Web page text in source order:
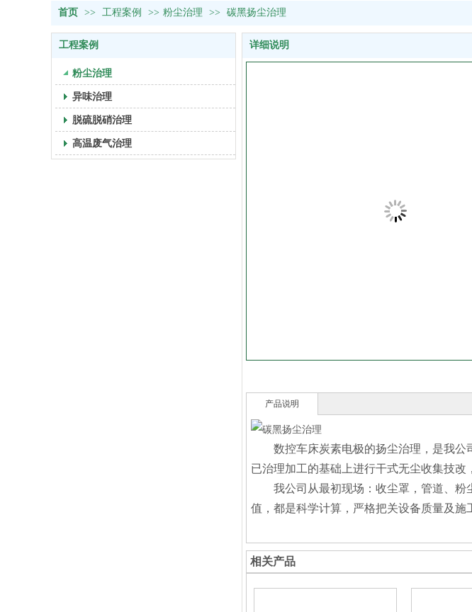
首页 >> 工程案例 >> 粉尘治理 >> 碳黑扬尘治理
工程案例
粉尘治理
异味治理
脱硫脱硝治理
高温废气治理
详细说明
产品说明
数控车床炭素电极的扬尘治理，是我
已治理加工的基础上进行干式无尘收集技改
我公司从最初现场：收尘罩，管道、
值，都是科学计算，严格把关设备质量及施
相关产品